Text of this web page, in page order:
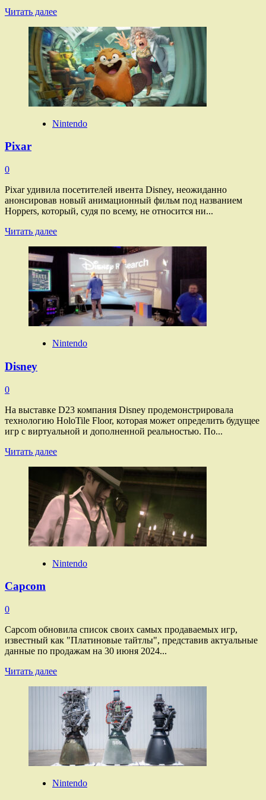
Читать далееПрочитать
о
Son
and
Bone
Nintendo
Pixar
0
Pixar удивила посетителей ивента Disney, неожиданно
анонсировав новый анимационный фильм под названием
Hoppers, который, судя по всему, не относится ни...
Читать далееПрочитать
Nintendo
Disney
0
На выставке D23 компания Disney продемонстрировала
технологию HoloTile Floor, которая может определить будущее
игр с виртуальной и дополненной реальностью. По...
Читать далееПрочитать
Disney
Nintendo
Capcom
0
Capcom обновила список своих самых продаваемых игр,
известный как "Платиновые тайтлы", представив актуальные
данные по продажам на 30 июня 2024...
Читать далееПрочитать
Capcom
Nintendo